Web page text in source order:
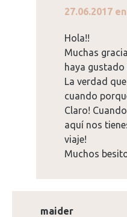
dice:
27.06.2017
Hola!!
Muchas
haya gustado
La verdad
cuando
Claro!
aquí nos
viaje!
Muchos
maider